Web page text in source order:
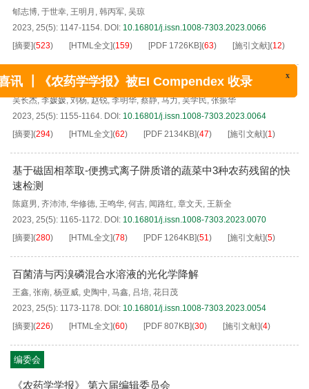
郇志博, 于世幸, 王明月 , 韩丙军, 吴琼
2023, 25(5): 1147-1154. DOI: 10.16801/j.issn.1008-7303.2023.0066
[摘要](523) [HTML全文](159) [PDF 1726KB](63) [施引文献](12)
桶混助剂多库酯钠和油酸甲酯对两种疏果剂疏除效果的影响
吴长杰,李媛媛,刘杨,赵锐,李明华,蔡静,马力,吴学民,张振华
2023, 25(5): 1155-1164. DOI: 10.16801/j.issn.1008-7303.2023.0064
[摘要](294) [HTML全文](62) [PDF 2134KB](47) [施引文献](1)
基于磁固相萃取-便携式离子阱质谱的蔬菜中3种农药残留的快
速检测
陈庭男, 齐沛沛, 华修德, 王鸣华, 何吉, 闻路红, 章文天, 王新全
2023, 25(5): 1165-1172. DOI: 10.16801/j.issn.1008-7303.2023.0070
[摘要](280) [HTML全文](78) [PDF 1264KB](51) [施引文献](5)
百菌清与丙溴磷混合水溶液的光化学降解
王鑫, 张南, 杨亚威, 史陶中, 马鑫, 吕培, 花日茂
2023, 25(5): 1173-1178. DOI: 10.16801/j.issn.1008-7303.2023.0054
[摘要](226) [HTML全文](60) [PDF 807KB](30) [施引文献](4)
编委会
《农药学学报》 第六届编辑委员会
讯 ┃《农药学学报》被EI Compendex 收录